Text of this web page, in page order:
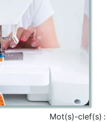
Mot(s)-clef(s) :